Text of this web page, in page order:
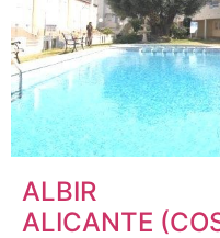
ALBIR
ALICANTE